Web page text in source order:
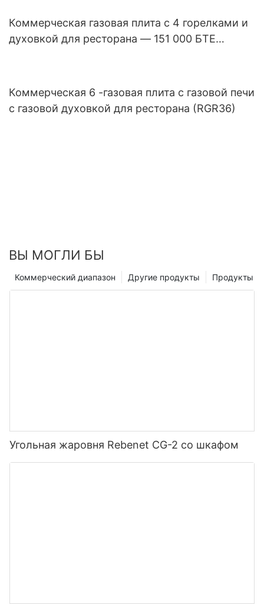
Коммерческая газовая плита с 4 горелками и
духовкой для ресторана — 151 000 БТЕ
Коммерческая 6 -газовая плита с газовой печи
с газовой духовкой для ресторана (RGR36)
ВЫ МОГЛИ БЫ
Продукты
Другие продукты
Коммерческий диапазон
Угольная жаровня Rebenet CG-2 со шкафом